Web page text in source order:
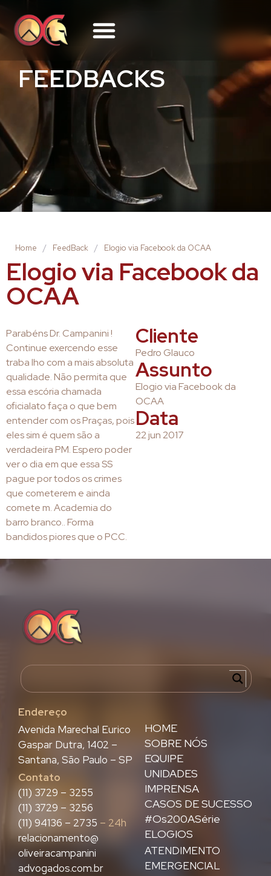
FEEDBACKS
Home / FeedBack / Elogio via Facebook da OCAA
Elogio via Facebook da
OCAA
Parabéns Dr. Campanini !
Continue exercendo esse
traba lho com a mais absoluta
qualidade. Não permita que
essa escória chamada
oficialato faça o que bem
entender com os Praças, pois
eles sim é quem são a
verdadeira PM. Espero poder
ver o dia em que essa SS
pague por todos os crimes
que cometerem e ainda
comete m. Academia do
barro branco.. Forma
bandidos piores que o PCC.
Cliente
Pedro Glauco
Assunto
Elogio via Facebook da
OCAA
Data
22 jun 2017
Endereço
HOME
SOBRE NÓS
EQUIPE
UNIDADES
IMPRENSA
CASOS DE SUCESSO
#Os200ASérie
ELOGIOS
ATENDIMENTO
EMERGENCIAL
Avenida Marechal Eurico
Gaspar Dutra, 1402 –
Santana, São Paulo – SP
Contato
(11) 3729 – 3255
(11) 3729 – 3256
(11) 94136 – 2735 – 24h
relacionamento@
oliveiracampanini
advogados.com.br